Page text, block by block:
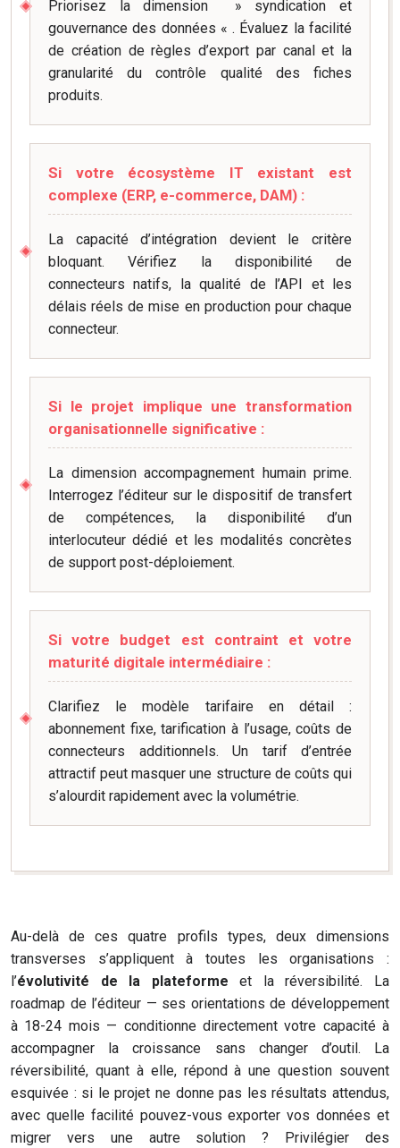
Priorisez la dimension » syndication et
gouvernance des données « . Évaluez la facilité
de création de règles d’export par canal et la
granularité du contrôle qualité des fiches
produits.
Si votre écosystème IT existant est
complexe (ERP, e-commerce, DAM) :
La capacité d’intégration devient le critère
bloquant. Vérifiez la disponibilité de
connecteurs natifs, la qualité de l’API et les
délais réels de mise en production pour chaque
connecteur.
Si le projet implique une transformation
organisationnelle significative :
La dimension accompagnement humain prime.
Interrogez l’éditeur sur le dispositif de transfert
de compétences, la disponibilité d’un
interlocuteur dédié et les modalités concrètes
de support post-déploiement.
Si votre budget est contraint et votre
maturité digitale intermédiaire :
Clarifiez le modèle tarifaire en détail :
abonnement fixe, tarification à l’usage, coûts de
connecteurs additionnels. Un tarif d’entrée
attractif peut masquer une structure de coûts qui
s’alourdit rapidement avec la volumétrie.
Au-delà de ces quatre profils types, deux dimensions
transverses s’appliquent à toutes les organisations :
l’évolutivité de la plateforme et la réversibilité. La
roadmap de l’éditeur — ses orientations de développement
à 18-24 mois — conditionne directement votre capacité à
accompagner la croissance sans changer d’outil. La
réversibilité, quant à elle, répond à une question souvent
esquivée : si le projet ne donne pas les résultats attendus,
avec quelle facilité pouvez-vous exporter vos données et
migrer vers une autre solution ? Privilégier des